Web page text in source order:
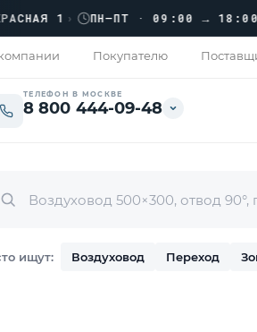
1› ПН–ПТ · 09:00 → 18:00
Покупателю
ТЕЛЕФОН В МОСКВЕ
8 800 444-09-48
ищут: Воздуховод Переход